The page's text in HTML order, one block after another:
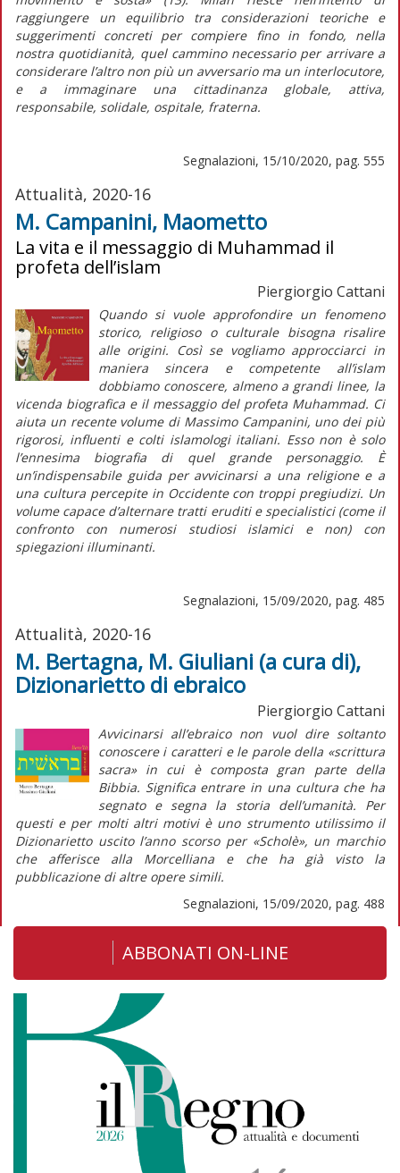
raggiungere un equilibrio tra considerazioni teoriche e
suggerimenti concreti per compiere fino in fondo, nella
nostra quotidianità, quel cammino necessario per arrivare a
considerare l’altro non più un avversario ma un interlocutore,
e a immaginare una cittadinanza globale, attiva,
responsabile, solidale, ospitale, fraterna.
Segnalazioni, 15/10/2020, pag. 555
Attualità, 2020-16
M. Campanini, Maometto
La vita e il messaggio di Muhammad il
profeta dell’islam
Piergiorgio Cattani
Quando si vuole approfondire un fenomeno
storico, religioso o culturale bisogna risalire
alle origini. Così se vogliamo approcciarci in
maniera sincera e competente all’islam
dobbiamo conoscere, almeno a grandi linee, la
vicenda biografica e il messaggio del profeta Muhammad. Ci
aiuta un recente volume di Massimo Campanini, uno dei più
rigorosi, influenti e colti islamologi italiani. Esso non è solo
l’ennesima biografia di quel grande personaggio. È
un’indispensabile guida per avvicinarsi a una religione e a
una cultura percepite in Occidente con troppi pregiudizi. Un
volume capace d’alternare tratti eruditi e specialistici (come il
confronto con numerosi studiosi islamici e non) con
spiegazioni illuminanti.
Segnalazioni, 15/09/2020, pag. 485
Attualità, 2020-16
M. Bertagna, M. Giuliani (a cura di),
Dizionarietto di ebraico
Piergiorgio Cattani
Avvicinarsi all’ebraico non vuol dire soltanto
conoscere i caratteri e le parole della «scrittura
sacra» in cui è composta gran parte della
Bibbia. Significa entrare in una cultura che ha
segnato e segna la storia dell’umanità. Per
questi e per molti altri motivi è uno strumento utilissimo il
Dizionariettouscito l’anno scorso per «Scholè», un marchio
che afferisce alla Morcelliana e che ha già visto la
pubblicazione di altre opere simili.
Segnalazioni, 15/09/2020, pag. 488
ABBONATI ON-LINE